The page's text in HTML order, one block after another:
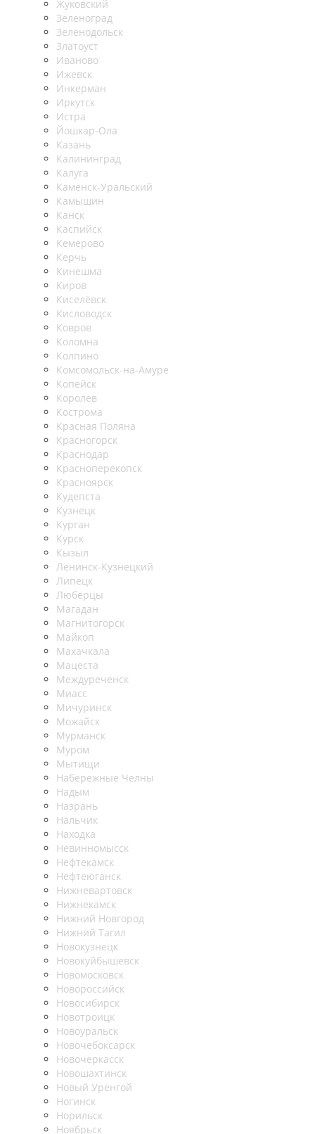
Жуковский
Зеленоград
Зеленодольск
Златоуст
Иваново
Ижевск
Инкерман
Иркутск
Истра
Йошкар-Ола
Казань
Калининград
Калуга
Каменск-Уральский
Камышин
Канск
Каспийск
Кемерово
Керчь
Кинешма
Киров
Киселёвск
Кисловодск
Ковров
Коломна
Колпино
Комсомольск-на-Амуре
Копейск
Королев
Кострома
Красная Поляна
Красногорск
Краснодар
Красноперекопск
Красноярск
Кудепста
Кузнецк
Курган
Курск
Кызыл
Ленинск-Кузнецкий
Липецк
Люберцы
Магадан
Магнитогорск
Майкоп
Махачкала
Мацеста
Междуреченск
Миасс
Мичуринск
Можайск
Мурманск
Муром
Мытищи
Набережные Челны
Надым
Назрань
Нальчик
Находка
Невинномысск
Нефтекамск
Нефтеюганск
Нижневартовск
Нижнекамск
Нижний Новгород
Нижний Тагил
Новокузнецк
Новокуйбышевск
Новомосковск
Новороссийск
Новосибирск
Новотроицк
Новоуральск
Новочебоксарск
Новочеркасск
Новошахтинск
Новый Уренгой
Ногинск
Норильск
Ноябрьск